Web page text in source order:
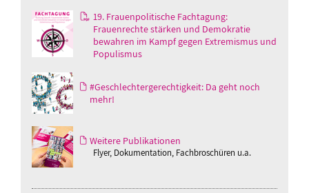
19. Frauenpolitische Fachtagung:
Frauenrechte stärken und Demokratie
bewahren im Kampf gegen Extremismus und
Populismus
#Geschlechtergerechtigkeit: Da geht noch
mehr!
Weitere Publikationen
Flyer, Dokumentation, Fachbroschüren u.a.